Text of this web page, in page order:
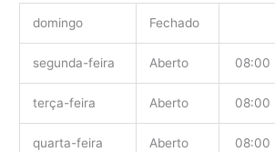
domingo Fechado
segunda-feira Aberto 08:00
terça-feira Aberto 08:00
quarta-feira Aberto 08:00